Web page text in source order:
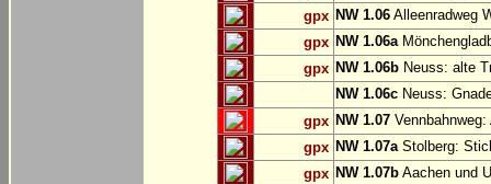
gpx NW 1.06 Alleenradweg
gpx NW 1.06a
gpx NW 1.06b Neuss: alte
NW 1.06c Neuss:
gpx NW 1.07
gpx NW 1.07aStolberg:
gpx NW 1.07b Aachen und